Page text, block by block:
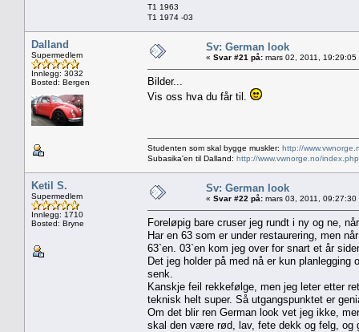
T1 1963
T1 1974 -03
Dalland
Supermedlem
Innlegg: 3032
Bosted: Bergen
Sv: German look
« Svar #21 på: mars 02, 2011, 19:29:05
Bilder...
Vis oss hva du får til.
Studenten som skal bygge muskler: http://
Subasika'en til Dalland: http://www.vwnorge.no/
Ketil S.
Supermedlem
Innlegg: 1710
Bosted: Bryne
Sv: German look
« Svar #22 på: mars 03, 2011, 09:27:30
Foreløpig bare cruser jeg rundt i ny og ne,
Har en 63 som er under restaurering, men
63`en. 03`en kom jeg over for snart et år
Det jeg holder på med nå er kun
senk.
Kanskje feil rekkefølge, men jeg leter etter
teknisk helt super. Så utgangspunktet er
Om det blir ren German look vet jeg ikke,
skal den være rød, lav, fete dekk og felg, og